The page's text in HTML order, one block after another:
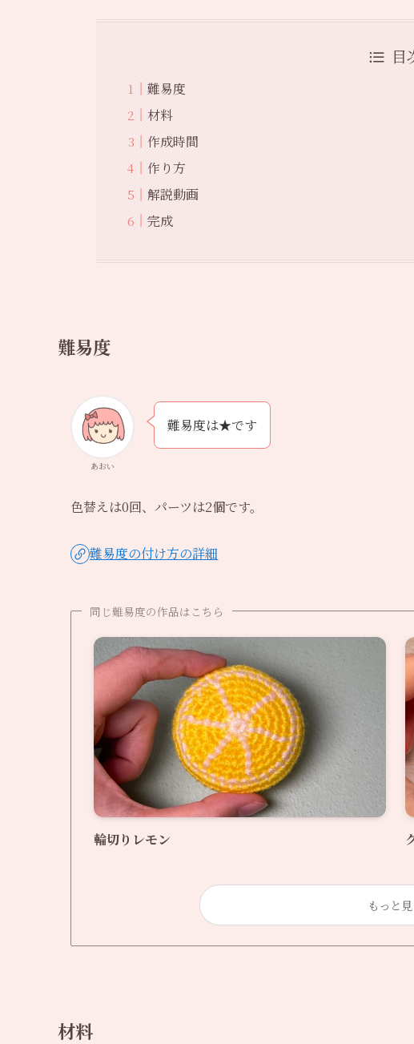
目
難易度
材料
作成時間
作り方
解説動画
完成
難易度
あおい
難易度は★です
色替えは0回、パーツは2個です。
難易度の付け方の詳細
同じ難易度の作品はこちら
輪切りレモン
もっと
材料